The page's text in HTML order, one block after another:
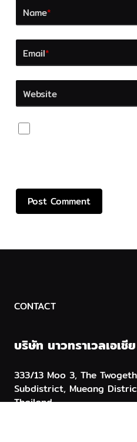
Name*
Email*
Website
CONTACT
บริษัท นาวทราเวลเอเชี
333/13 Moo 3, The
Subdistrict, Mueang
Thailand